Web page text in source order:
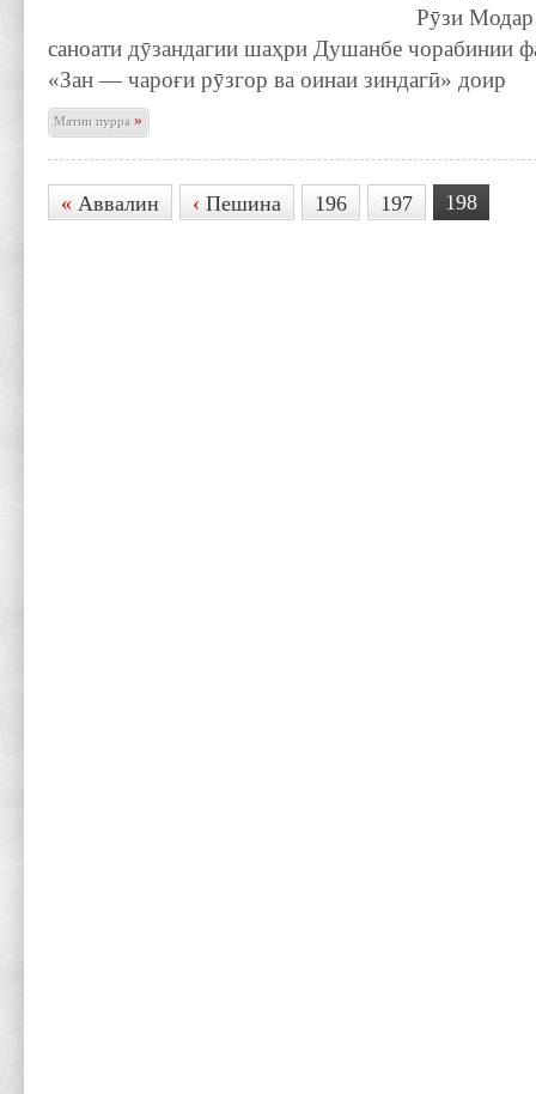
Рӯзи Модар
саноати дӯзандагии шаҳри Душанбе чорабинии
«Зан — чароғи рӯзгор ва оинаи зиндагӣ» доир
Матни пурра»
« Аввалин ‹ Пешина 196 197 198